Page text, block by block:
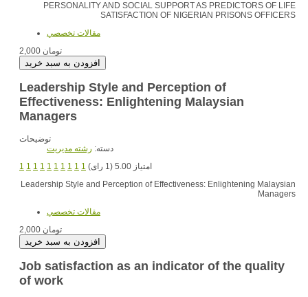
PERSONALITY AND SOCIAL SUPPORT AS PREDICTORS OF LIFE
SATISFACTION OF NIGERIAN PRISONS OFFICERS
مقالات تخصصي
2,000 تومان
Leadership Style and Perception of
Effectiveness: Enlightening Malaysian
Managers
توضیحات
دسته: رشته مديريت
1 1 1 1 1 1 1 1 1 1
امتیاز 5.00 (1 رای)
Leadership Style and Perception of Effectiveness: Enlightening Malaysian
Managers
مقالات تخصصي
2,000 تومان
Job satisfaction as an indicator of the quality
of work